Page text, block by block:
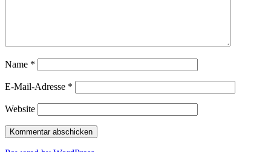
Name *
E-Mail-Adresse *
Website